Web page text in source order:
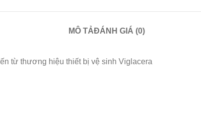
MÔ TẢĐÁNH GIÁ (0)
từ thương hiệu thiết bị vệ sinh Viglacera